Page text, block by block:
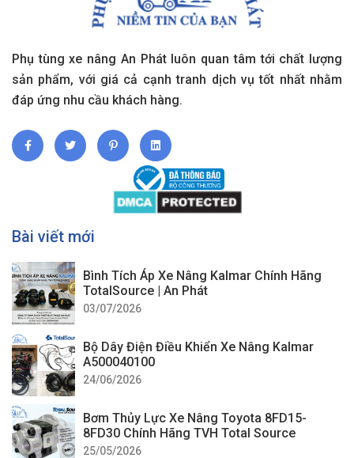
Phụ tùng xe nâng An Phát luôn quan tâm tới chất lượng
sản phẩm, với giá cả cạnh tranh dịch vụ tốt nhất nhằm
đáp ứng nhu cầu khách hàng.
Bài viết mới
Bình Tích Áp Xe Nâng Kalmar Chính Hãng
TotalSource | An Phát
03/07/2026
Bộ Dây Điện Điều Khiển Xe Nâng Kalmar
A500040100
24/06/2026
Bơm Thủy Lực Xe Nâng Toyota 8FD15-
8FD30 Chính Hãng TVH Total Source
25/05/2026